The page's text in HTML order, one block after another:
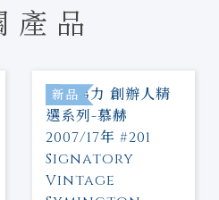
產品
新品